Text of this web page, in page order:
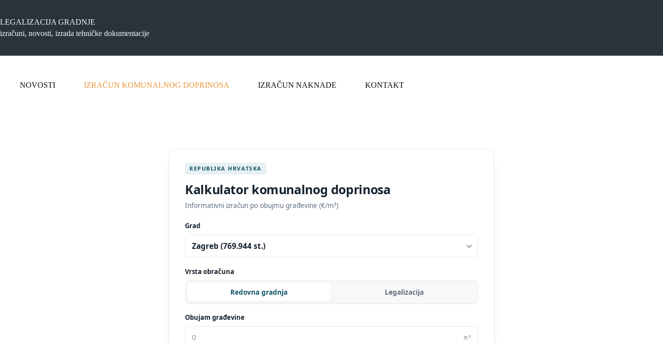
sadržaj
LEGALIZACIJA GRADNJE
izračuni, novosti, izrada tehničke dokumentacije
NOVOSTI IZRAČUN KOMUNALNOG DOPRINOSA IZRAČUN NAKNADE KONTAKT
REPUBLIKA HRVATSKA
Kalkulator komunalnog doprinosa
Informativni izračun po obujmu građevine (€/m³)
Grad
Vrsta obračuna
Redovna gradnja Legalizacija
Obujam građevine
m³